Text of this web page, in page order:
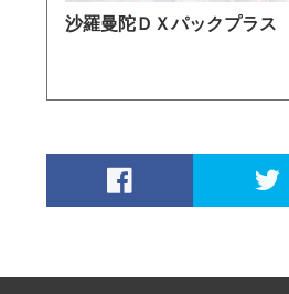
沙羅曼陀ＤＸパックプラス